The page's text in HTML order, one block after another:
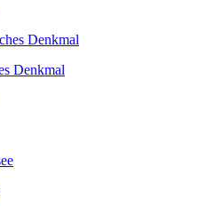
Denkmal